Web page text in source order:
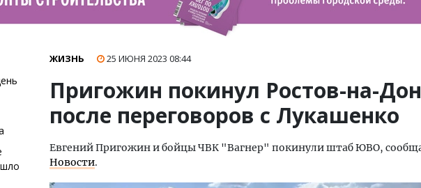
ЖИЗНЬ 25 ИЮНЯ 2023 08:44
Пригожин покинул Ростов-на-
после переговоров с Лукашенко
Евгений Пригожин и бойцы ЧВК "Вагнер" покинули штаб ЮВО,
Новости.